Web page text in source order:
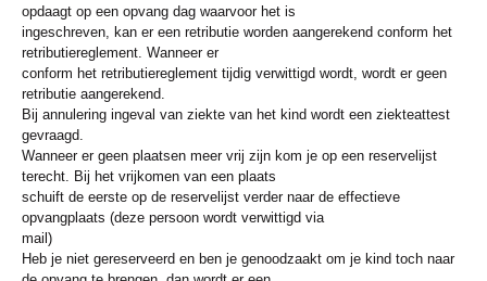
opdaagt op een opvang dag waarvoor het is
ingeschreven, kan er een retributie worden aangerekend conform het
retributiereglement. Wanneer er
conform het retributiereglement tijdig verwittigd wordt, wordt er geen
retributie aangerekend.
Bij annulering ingeval van ziekte van het kind wordt een ziekteattest
gevraagd.
Wanneer er geen plaatsen meer vrij zijn kom je op een reservelijst
terecht. Bij het vrijkomen van een plaats
schuift de eerste op de reservelijst verder naar de effectieve
opvangplaats (deze persoon wordt verwittigd via
mail)
Heb je niet gereserveerd en ben je genoodzaakt om je kind toch naar